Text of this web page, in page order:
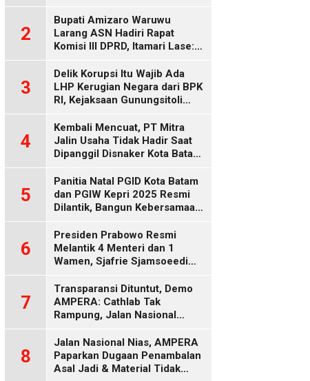
2
Bupati Amizaro Waruwu
Larang ASN Hadiri Rapat
Komisi III DPRD, Itamari Lase:
Parliament
3
Delik Korupsi Itu Wajib Ada
LHP Kerugian Negara dari BPK
RI, Kejaksaan Gunungsitoli
4
Kembali Mencuat, PT Mitra
Jalin Usaha Tidak Hadir Saat
Dipanggil Disnaker Kota Batam
5
Panitia Natal PGID Kota Batam
dan PGIW Kepri 2025 Resmi
Dilantik, Bangun Kebersamaan
Oikumenis
6
Presiden Prabowo Resmi
Melantik 4 Menteri dan 1
Wamen, Sjafrie Sjamsoeedi
Gantikan Budi Gunawan
7
Transparansi Dituntut, Demo
AMPERA: Cathlab Tak
Rampung, Jalan Nasional
8
Jalan Nasional Nias, AMPERA
Paparkan Dugaan Penambalan
Asal Jadi & Material Tidak